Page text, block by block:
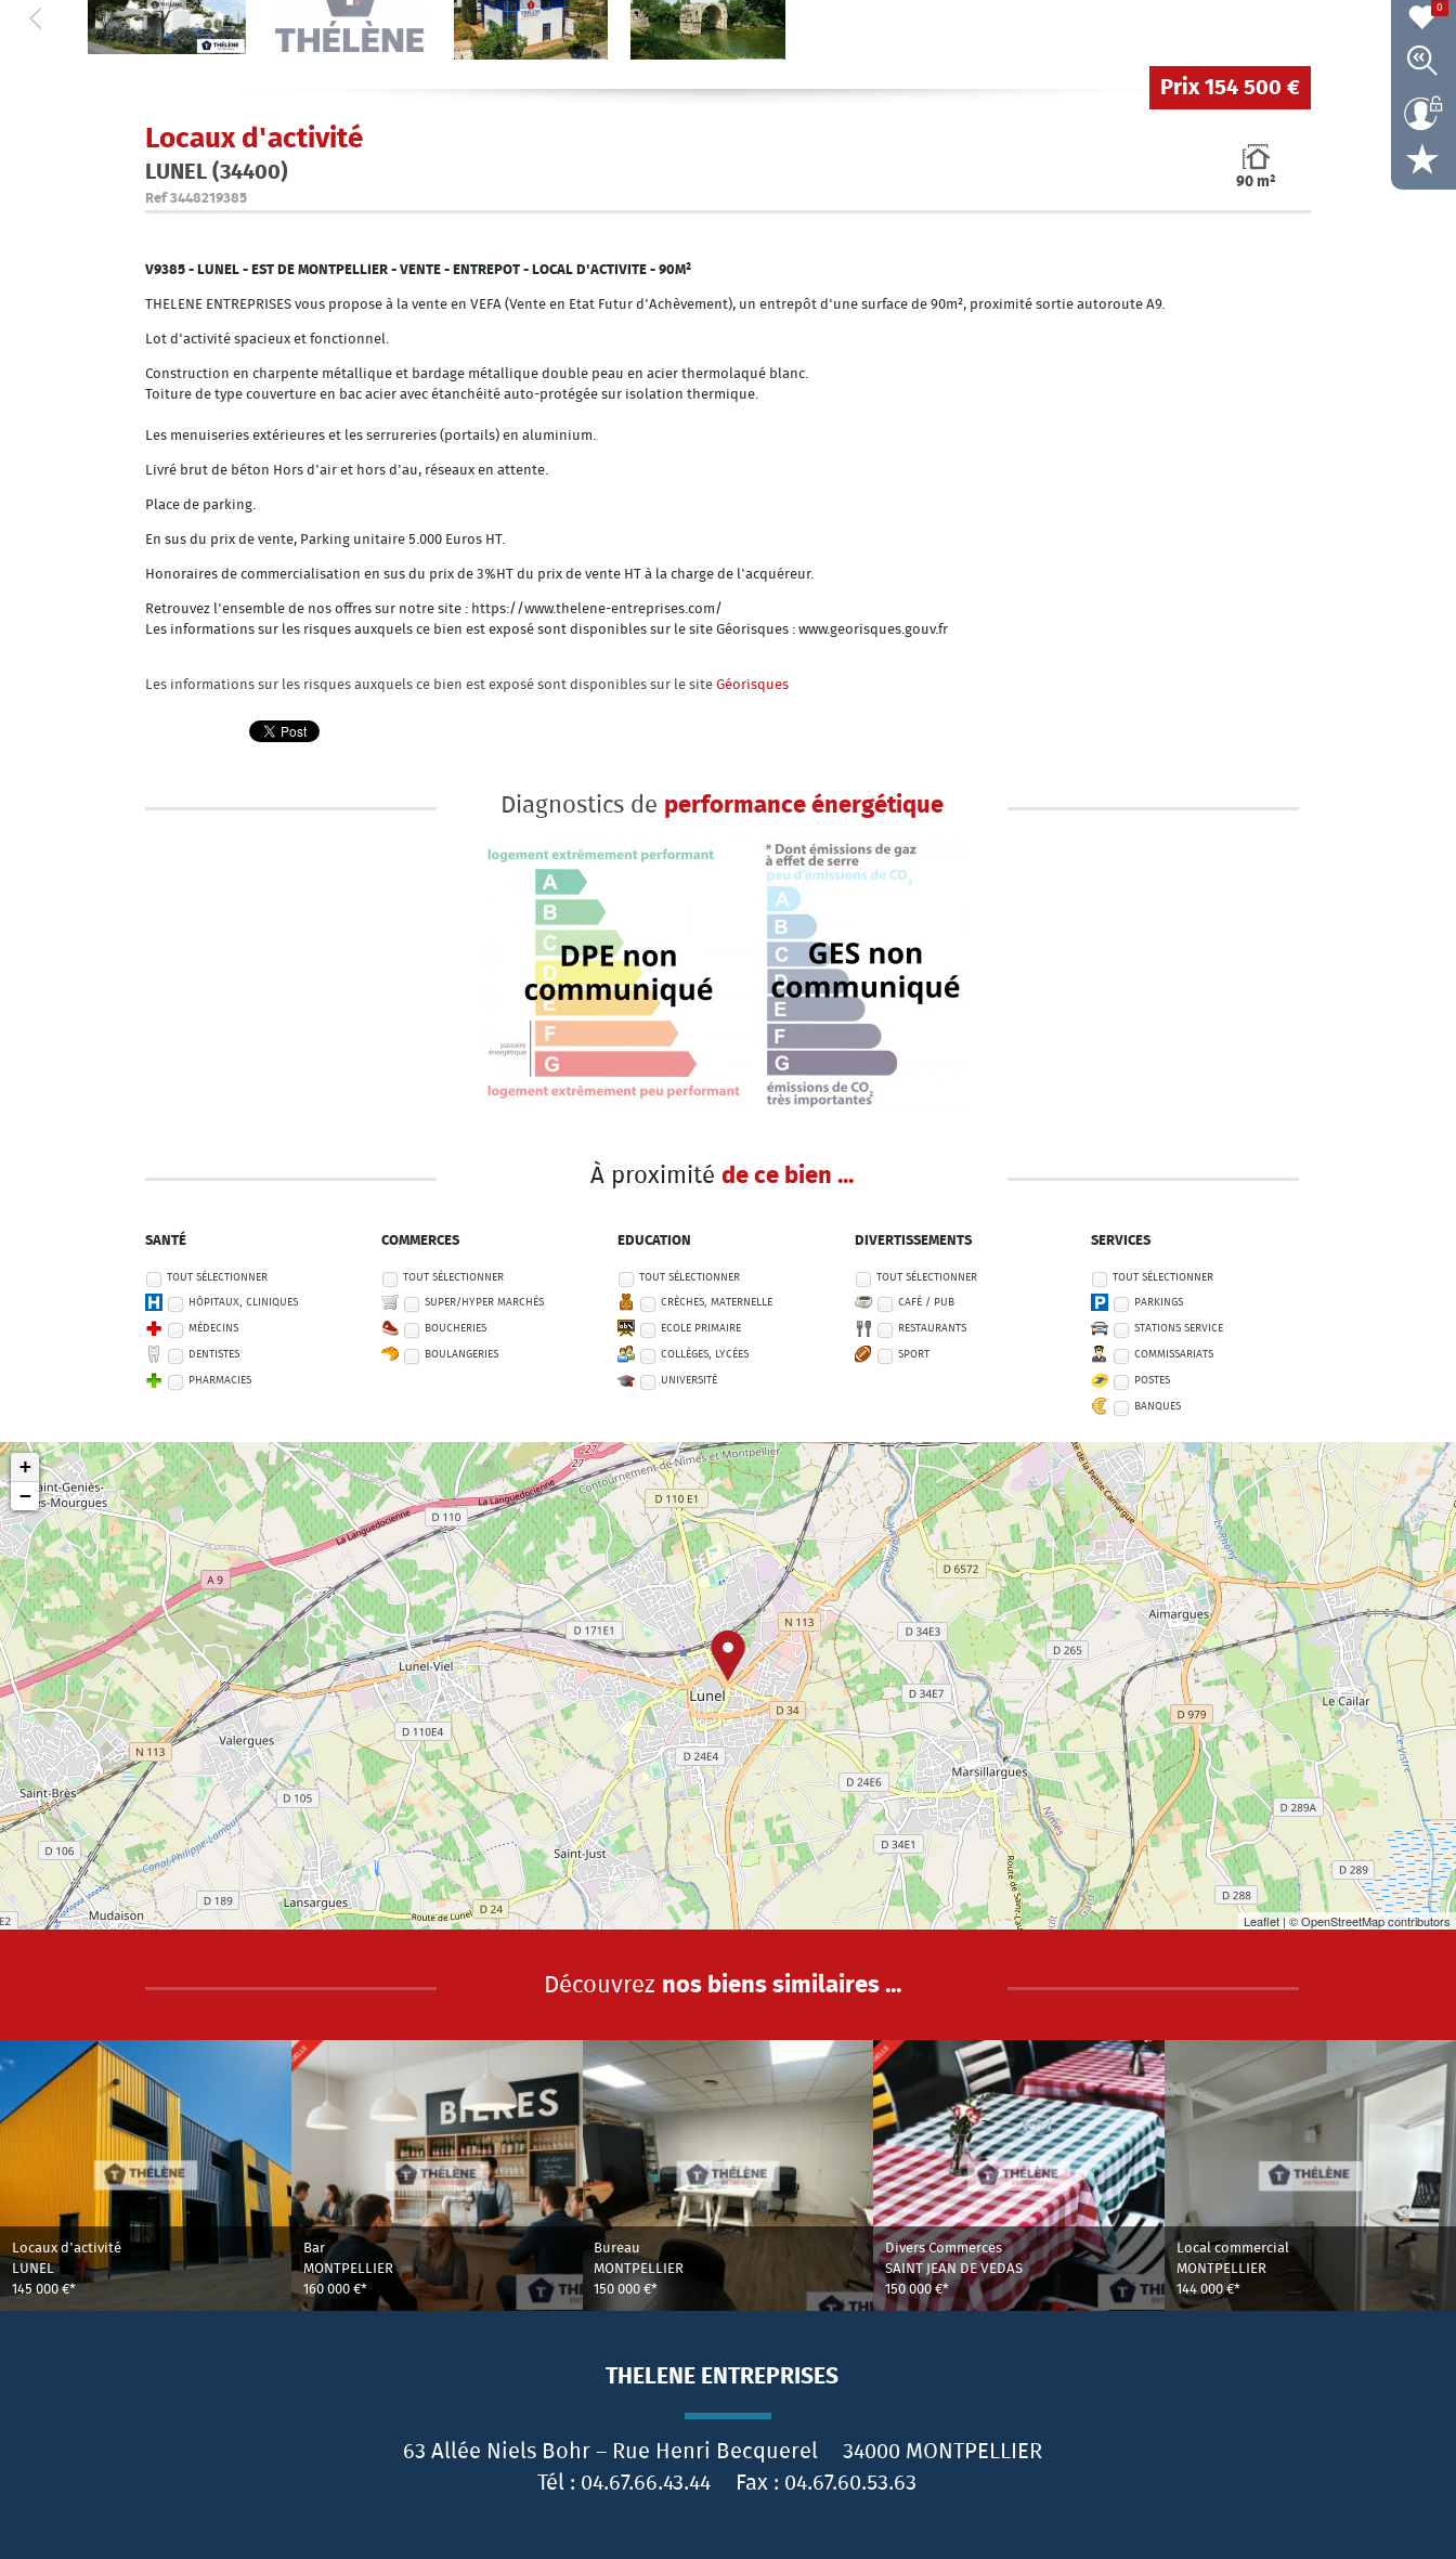
0
Prix154 500 €
Locaux d'activité
LUNEL (34400)
Ref 3448219385
90 m²
V9385 - LUNEL - EST DE MONTPELLIER - VENTE - ENTREPOT - LOCAL D'ACTIVITE - 90M²
THELENE ENTREPRISES vous propose à la vente en VEFA (Vente en Etat Futur d'Achèvement), un entrepôt d'une surface de 90m², proximité sortie autoroute A9.
Lot d'activité spacieux et fonctionnel.
Construction en charpente métallique et bardage métallique double peau en acier thermolaqué blanc.
Toiture de type couverture en bac acier avec étanchéité auto-protégée sur isolation thermique.
Les menuiseries extérieures et les serrureries (portails) en aluminium.
Livré brut de béton Hors d'air et hors d'au, réseaux en attente.
Place de parking.
En sus du prix de vente, Parking unitaire 5.000 Euros HT.
Honoraires de commercialisation en sus du prix de 3%HT du prix de vente HT à la charge de l'acquéreur.
Retrouvez l'ensemble de nos offres sur notre site : https://www.thelene-entreprises.com/
Les informations sur les risques auxquels ce bien est exposé sont disponibles sur le site Géorisques : www.georisques.gouv.fr
Les informations sur les risques auxquels ce bien est exposé sont disponibles sur le siteGéorisques
Diagnostics de performance énergétique
À proximitéde ce bien ...
SANTÉ
TOUT SÉLECTIONNER
HÔPITAUX, CLINIQUES
MÉDECINS
DENTISTES
PHARMACIES
COMMERCES
TOUT SÉLECTIONNER
SUPER/HYPER MARCHÉS
BOUCHERIES
BOULANGERIES
EDUCATION
TOUT SÉLECTIONNER
CRÈCHES, MATERNELLE
ECOLE PRIMAIRE
COLLÈGES, LYCÉES
UNIVERSITÉ
DIVERTISSEMENTS
TOUT SÉLECTIONNER
CAFÉ / PUB
RESTAURANTS
SPORT
SERVICES
TOUT SÉLECTIONNER
PARKINGS
STATIONS SERVICE
COMMISSARIATS
POSTES
BANQUES
+
−
Leaflet| © OpenStreetMap contributors
Découvrez nos biens similaires ...
Locaux d'activité
LUNEL
145 000 €*
Bar
MONTPELLIER
160 000 €*
Bureau
MONTPELLIER
150 000 €*
Divers Commerces
SAINT JEAN DE VEDAS
150 000 €*
Local commercial
MONTPELLIER
144 000 €*
THELENE ENTREPRISES
63 Allée Niels Bohr – Rue Henri Becquerel 34000 MONTPELLIER
Tél : 04.67.66.43.44 Fax : 04.67.60.53.63